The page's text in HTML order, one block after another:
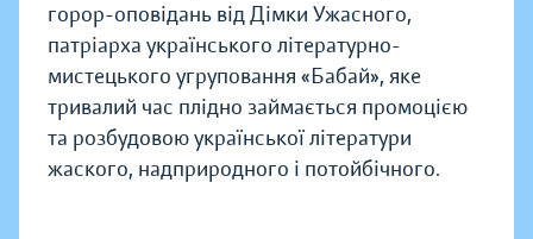
горор-оповідань від Дімки Ужасного,
патріарха українського літературно-
мистецького угруповання «Бабай», яке
тривалий час плідно займається промоцією
та розбудовою української літератури
жаского, надприродного і потойбічного.